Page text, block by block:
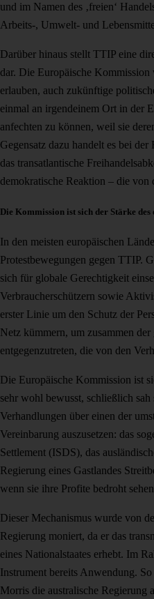
und im Namen des ‚freien‘
Arbeits-, Umwelt- und
Darüber hinaus stellt TTIP eine
dar. Die Europäische
erlauben, auch zukünftige
einmal an irgendeinem Ort in der
anfechten zu können, weil sie
Gegensatz dazu handelt es bei
das transatlantische
demokratische Reaktion – die
Die Kommission ist sich der Stärke
In den meisten europäischen
Protestbewegungen gegen TTIP.
sich für globale Gerechtigkeit
Verbraucherschützern sowie
erster Linie um den Schutz der
Netz kümmern, um zusammen
entgegenzutreten, die von den
Die Europäische Kommission ist
sehr wohl bewusst, schließlich
Verhandlungen über einen der
Vereinbarung auszusetzen: das
Settlement (ISDS), das
Regierung eines Gastlandes
wenn sie ihre Profite bedroht
Dieser Mechanismus wurde von
Regierung moniert, da er das
eines Nationalstaates erhebt. Im
Instrument bereits Anwendung.
Morris die australische